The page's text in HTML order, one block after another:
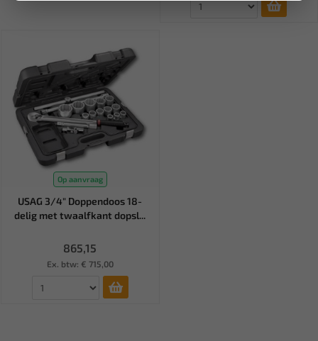
Op aanvraag
USAG 3/4" Doppendoos 18-
delig met twaalfkant dopsl...
865,15
Ex. btw: € 715,00